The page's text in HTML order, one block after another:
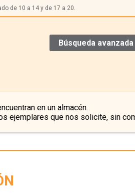
de 10 a 14 y de 17 a 20.
Búsqueda avanzada
en un almacén.
ejemplares que nos solicite, sin